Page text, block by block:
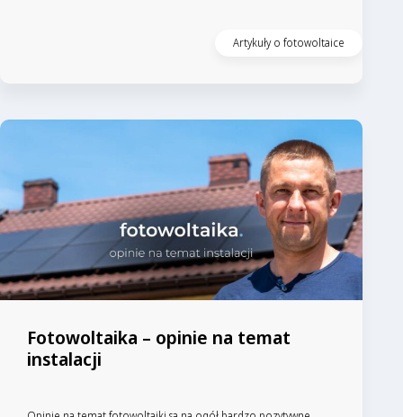
Artykuły o fotowoltaice
Fotowoltaika – opinie na temat
instalacji